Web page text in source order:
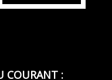
COURANT :